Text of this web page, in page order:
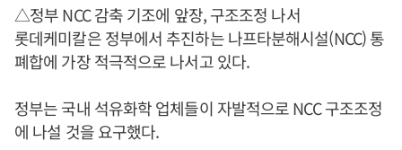
△정부 NCC 감축 기조에 앞장, 구조조정 나서
롯데케미칼은 정부에서 추진하는 나프타분해시설(NCC) 통
폐합에 가장 적극적으로 나서고 있다.
정부는 국내 석유화학 업체들이 자발적으로 NCC 구조조정
에 나설 것을 요구했다.